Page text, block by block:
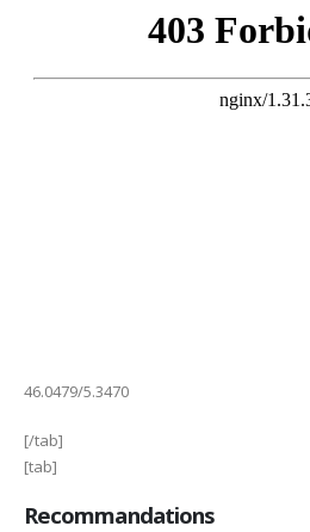
46.0479/5.3470
[/tab]
[tab]
Recommandations